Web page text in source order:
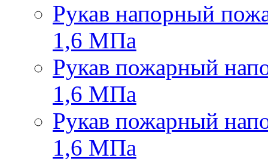
Рукав напорный
1,6 МПа
Рукав пожарный
1,6 МПа
Рукав пожарный
1,6 МПа